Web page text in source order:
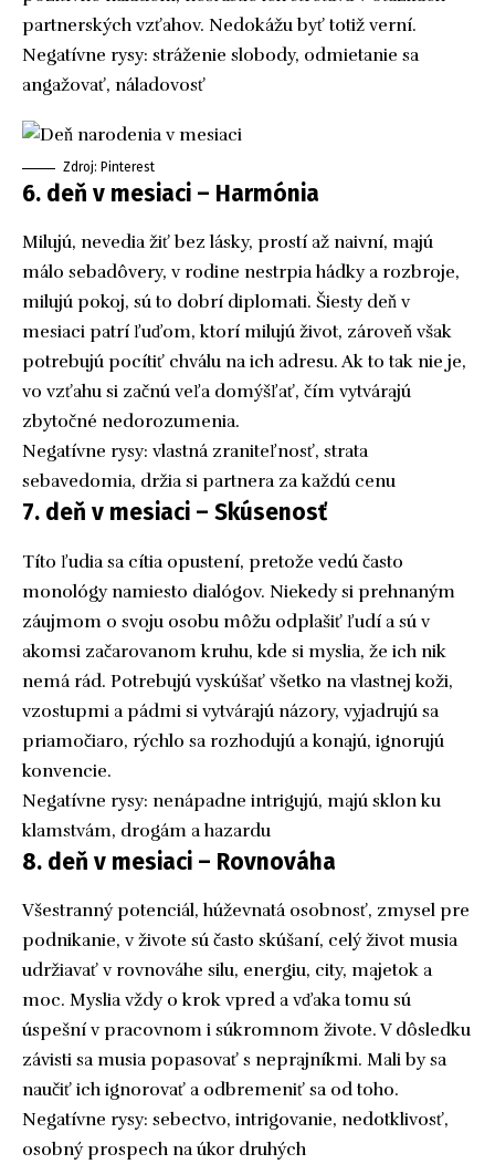
partnerských vzťahov. Nedokážu byť totiž verní.
Negatívne rysy: stráženie slobody, odmietanie sa
angažovať, náladovosť
Zdroj: Pinterest
6. deň v mesiaci – Harmónia
Milujú, nevedia žiť bez lásky, prostí až naivní, majú
málo sebadôvery, v rodine nestrpia hádky a rozbroje,
milujú pokoj, sú to dobrí diplomati. Šiesty deň v
mesiaci patrí ľuďom, ktorí milujú život, zároveň však
potrebujú pocítiť chválu na ich adresu. Ak to tak nie je,
vo vzťahu si začnú veľa domýšľať, čím vytvárajú
zbytočné nedorozumenia.
Negatívne rysy: vlastná zraniteľnosť, strata
sebavedomia, držia si partnera za každú cenu
7. deň v mesiaci – Skúsenosť
Títo ľudia sa cítia opustení, pretože vedú často
monológy namiesto dialógov. Niekedy si prehnaným
záujmom o svoju osobu môžu odplašiť ľudí a sú v
akomsi začarovanom kruhu, kde si myslia, že ich nik
nemá rád. Potrebujú vyskúšať všetko na vlastnej koži,
vzostupmi a pádmi si vytvárajú názory, vyjadrujú sa
priamočiaro, rýchlo sa rozhodujú a konajú, ignorujú
konvencie.
Negatívne rysy: nenápadne intrigujú, majú sklon ku
klamstvám, drogám a hazardu
8. deň v mesiaci – Rovnováha
Všestranný potenciál, húževnatá osobnosť, zmysel pre
podnikanie, v živote sú často skúšaní, celý život musia
udržiavať v rovnováhe silu, energiu, city, majetok a
moc. Myslia vždy o krok vpred a vďaka tomu sú
úspešní v pracovnom i súkromnom živote. V dôsledku
závisti sa musia popasovať s neprajníkmi. Mali by sa
naučiť ich ignorovať a odbremeniť sa od toho.
Negatívne rysy: sebectvo, intrigovanie, nedotklivosť,
osobný prospech na úkor druhých